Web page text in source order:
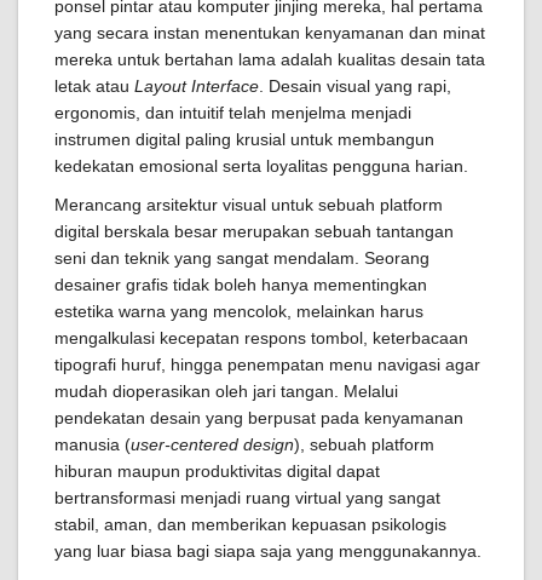
ponsel pintar atau komputer jinjing mereka, hal pertama
yang secara instan menentukan kenyamanan dan minat
mereka untuk bertahan lama adalah kualitas desain tata
letak atau Layout Interface . Desain visual yang rapi,
ergonomis, dan intuitif telah menjelma menjadi
instrumen digital paling krusial untuk membangun
kedekatan emosional serta loyalitas pengguna harian.
Merancang arsitektur visual untuk sebuah platform
digital berskala besar merupakan sebuah tantangan
seni dan teknik yang sangat mendalam. Seorang
desainer grafis tidak boleh hanya mementingkan
estetika warna yang mencolok, melainkan harus
mengalkulasi kecepatan respons tombol, keterbacaan
tipografi huruf, hingga penempatan menu navigasi agar
mudah dioperasikan oleh jari tangan. Melalui
pendekatan desain yang berpusat pada kenyamanan
manusia (user-centered design), sebuah platform
hiburan maupun produktivitas digital dapat
bertransformasi menjadi ruang virtual yang sangat
stabil, aman, dan memberikan kepuasan psikologis
yang luar biasa bagi siapa saja yang menggunakannya.